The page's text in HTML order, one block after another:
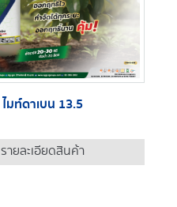
ไมท์ดาเบน 13.5
รายละเอียดสินค้า